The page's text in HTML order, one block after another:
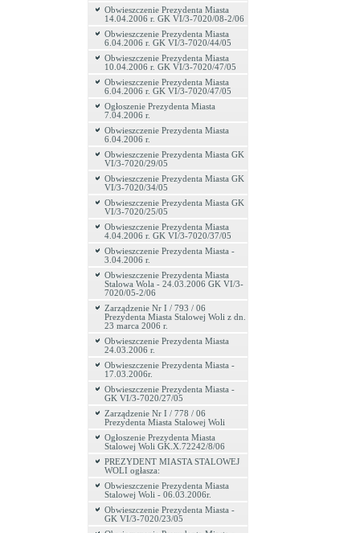
Obwieszczenie Prezydenta Miasta
14.04.2006 r. GK VI/3-7020/08-2/06
Obwieszczenie Prezydenta Miasta
6.04.2006 r. GK VI/3-7020/44/05
Obwieszczenie Prezydenta Miasta
10.04.2006 r. GK VI/3-7020/47/05
Obwieszczenie Prezydenta Miasta
6.04.2006 r. GK VI/3-7020/47/05
Ogłoszenie Prezydenta Miasta
7.04.2006 r.
Obwieszczenie Prezydenta Miasta
6.04.2006 r.
Obwieszczenie Prezydenta Miasta GK
VI/3-7020/29/05
Obwieszczenie Prezydenta Miasta GK
VI/3-7020/34/05
Obwieszczenie Prezydenta Miasta GK
VI/3-7020/25/05
Obwieszczenie Prezydenta Miasta
4.04.2006 r. GK VI/3-7020/37/05
Obwieszczenie Prezydenta Miasta -
3.04.2006 r.
Obwieszczenie Prezydenta Miasta
Stalowa Wola - 24.03.2006 GK VI/3-
7020/05-2/06
Zarządzenie Nr I / 793 / 06
Prezydenta Miasta Stalowej Woli z dn.
23 marca 2006 r.
Obwieszczenie Prezydenta Miasta
24.03.2006 r.
Obwieszczenie Prezydenta Miasta -
17.03.2006r.
Obwieszczenie Prezydenta Miasta -
GK VI/3-7020/27/05
Zarządzenie Nr I / 778 / 06
Prezydenta Miasta Stalowej Woli
Ogłoszenie Prezydenta Miasta
Stalowej Woli GK.X.72242/8/06
PREZYDENT MIASTA STALOWEJ
WOLI ogłasza:
Obwieszczenie Prezydenta Miasta
Stalowej Woli - 06.03.2006r.
Obwieszczenie Prezydenta Miasta -
GK VI/3-7020/23/05